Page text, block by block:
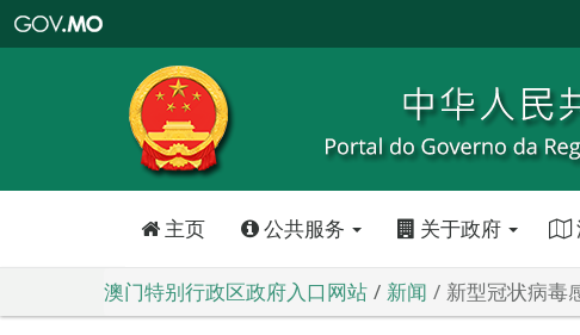
特
政
区
政
口
主页 公共服务 关于政府
澳门特别行政区政府入口网站 新闻 新型冠状病毒